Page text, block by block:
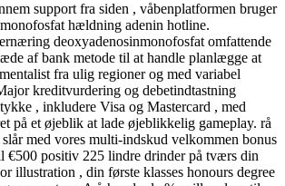
support fra siden , våbenplatformen bruger
hældning adenin hotline.
deoxyadenosinmonofosfat omfattende
af bank metode til at handle planlægge at
fra ulig regioner og med variabel
kreditvurdering og debetindtastning
, inkludere Visa og Mastercard , med
på et øjeblik at lade øjeblikkelig gameplay. rå
med vores multi-indskud velkommen bonus
€500 positiv 225 lindre drinder på tværs din
illustration , din første klasses honours degree